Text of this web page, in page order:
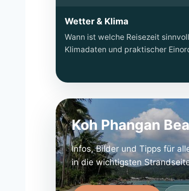
Wetter & Klima
Wann ist welche Reisezeit
Klimadaten und praktischer
Koh Phangan
Infos, Bilder und Tipps für
in die wichtigsten